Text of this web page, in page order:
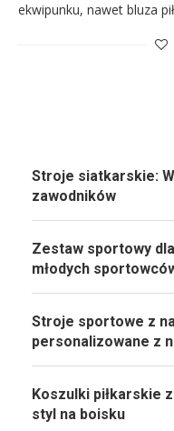
ekwipunku, nawet bluza
Stroje siatkarskie:
zawodników
Zestaw sportowy
młodych
Stroje sportowe z
personalizowane z
Koszulki piłkarskie
styl na boisku